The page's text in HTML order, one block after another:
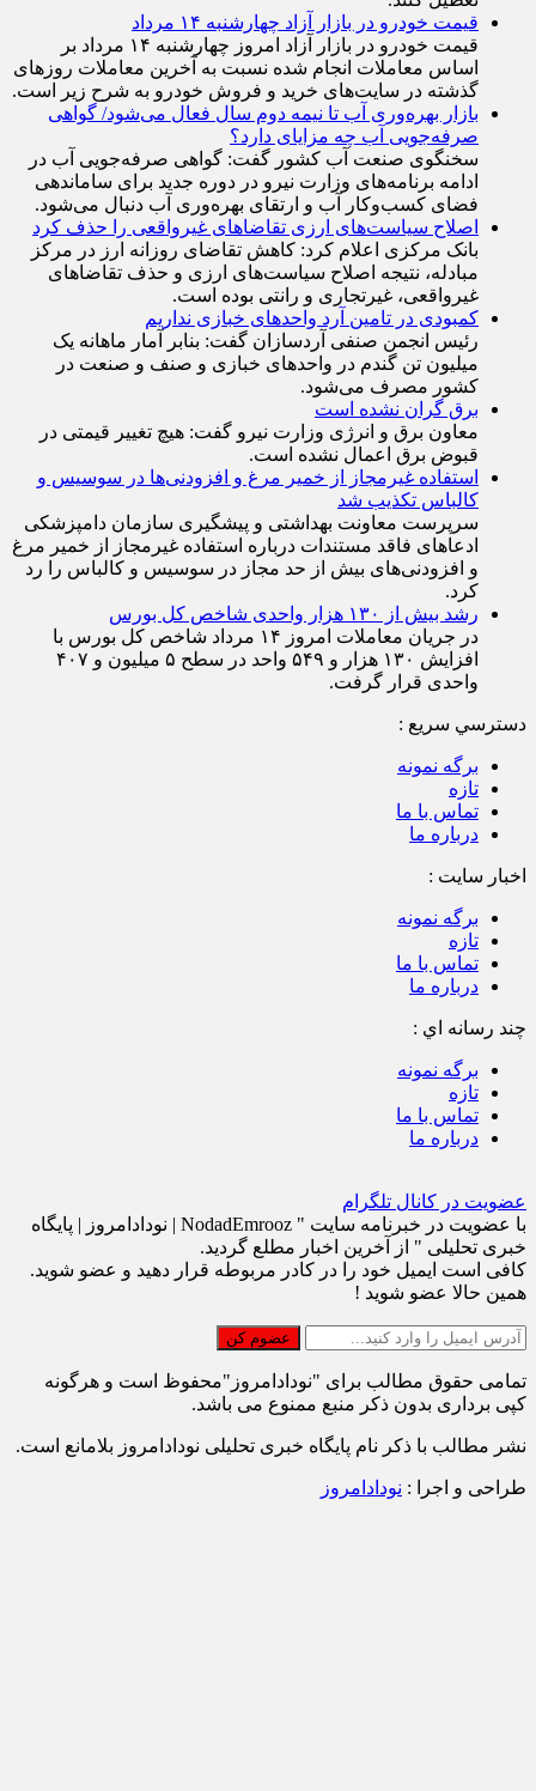
قیمت خودرو در بازار آزاد چهارشنبه ۱۴ مرداد
قیمت خودرو در بازار آزاد امروز چهارشنبه ۱۴ مرداد بر
اساس معاملات انجام شده نسبت به آخرین معاملات روز‌های
گذشته در سایت‌های خرید و فروش خودرو به شرح زیر است.
بازار بهره‌وری آب تا نیمه دوم سال فعال می‌شود/ گواهی
صرفه‌جویی آب چه مزایای دارد؟
سخنگوی صنعت آب کشور گفت: گواهی صرفه‌جویی آب در
ادامه برنامه‌های وزارت نیرو در دوره جدید برای ساماندهی
فضای کسب‌وکار آب و ارتقای بهره‌وری آب دنبال می‌شود.
اصلاح سیاست‌های ارزی تقاضاهای غیرواقعی را حذف کرد
بانک مرکزی اعلام کرد: کاهش تقاضای روزانه ارز در مرکز
مبادله، نتیجه اصلاح سیاست‌های ارزی و حذف تقاضا‌های
غیرواقعی، غیرتجاری و رانتی بوده است.
کمبودی در تامین آرد واحد‌های خبازی نداریم
رئیس انجمن صنفی آردسازان گفت: بنابر آمار ماهانه یک
میلیون تن گندم در واحد‌های خبازی و صنف و صنعت در
کشور مصرف می‌شود.
برق گران نشده است
معاون برق و انرژی وزارت نیرو گفت: هیچ تغییر قیمتی در
قبوض برق اعمال نشده است.
استفاده غیرمجاز از خمیر مرغ و افزودنی‌ها در سوسیس و
کالباس تکذیب شد
سرپرست معاونت بهداشتی و پیشگیری سازمان دامپزشکی
ادعاهای فاقد مستندات درباره استفاده غیرمجاز از خمیر مرغ
و افزودنی‌های بیش از حد مجاز در سوسیس و کالباس را رد
کرد.
رشد بیش از ۱۳۰ هزار واحدی شاخص کل بورس
در جریان معاملات امروز ۱۴ مرداد شاخص کل بورس با
افزایش ۱۳۰ هزار و ۵۴۹ واحد در سطح ۵ میلیون و ۴۰۷
واحدی قرار گرفت.
دسترسي سريع :
برگه نمونه
تازه
تماس با ما
درباره ما
اخبار سایت :
برگه نمونه
تازه
تماس با ما
درباره ما
چند رسانه اي :
برگه نمونه
تازه
تماس با ما
درباره ما
عضویت در کانال تلگرام
با عضویت در خبرنامه سایت " NodadEmrooz | نودادامروز | پايگاه
خبری تحلیلی " از آخرین اخبار مطلع گردید.
کافی است ایمیل خود را در کادر مربوطه قرار دهید و عضو شوید.
همین حالا عضو شوید !
تمامی حقوق مطالب برای "نودادامروز"محفوظ است و هرگونه
کپی برداری بدون ذکر منبع ممنوع می باشد.
نشر مطالب با ذکر نام پایگاه خبری تحلیلی نودادامروز بلامانع است.
طراحی و اجرا : نودادامروز